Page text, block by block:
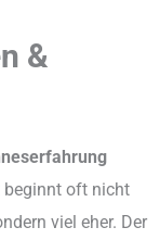
&
beginnt oft nicht
viel eher. Der